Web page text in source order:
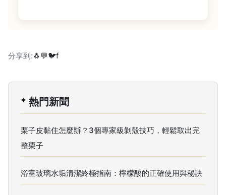
分享到:🐧💬🐦f
* 熱門新聞
栗子皮黏住怎麼辦？3個專家級剝殼技巧，輕鬆取出完
整栗子
浴室玻璃水垢清潔終極指南：檸檬酸的正確使用與秘訣